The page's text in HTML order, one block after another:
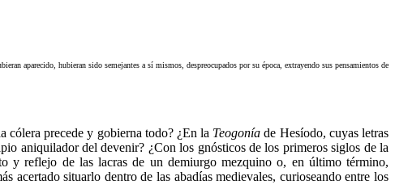
aparecido, hubieran sido semejantes a sí mismos, despreocupados por su época, extrayendo sus pensamientos de
cólera precede y gobierna todo? ¿En la Teogonía de Hesíodo, cuyas letras
aniquilador del devenir? ¿Con los gnósticos de los primeros siglos de la
y reflejo de las lacras de un demiurgo mezquino o, en último término,
acertado situarlo dentro de las abadías medievales, curioseando entre los